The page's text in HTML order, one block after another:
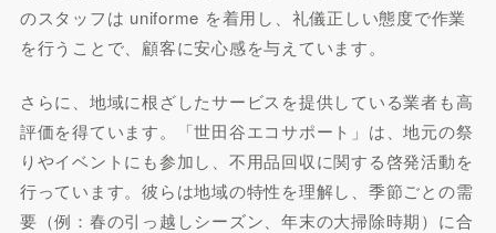
のスタッフは uniforme を着用し、礼儀正しい態度で作業
を行うことで、顧客に安心感を与えています。
さらに、地域に根ざしたサービスを提供している業者も高
評価を得ています。「世田谷エコサポート」は、地元の祭
りやイベントにも参加し、不用品回収に関する啓発活動を
行っています。彼らは地域の特性を理解し、季節ごとの需
要（例：春の引っ越しシーズン、年末の大掃除時期）に合